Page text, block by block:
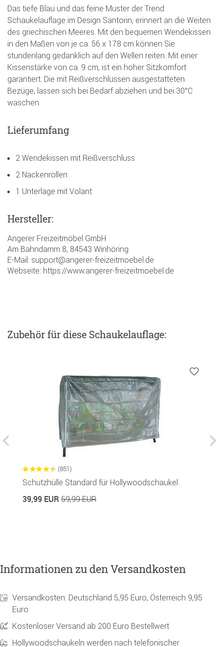
Das tiefe Blau und das feine Muster der Trend
Schaukelauflage im Design Santorin, erinnert an die Weiten
des griechischen Meeres. Mit den bequemen Wendekissen
in den Maßen von je ca. 56 x 178 cm können Sie
stundenlang gedanklich auf den Wellen reiten. Mit einer
Kissenstärke von ca. 9 cm, ist ein hoher Sitzkomfort
garantiert. Die mit Reißverschlüssen ausgestatteten
Bezüge, lassen sich bei Bedarf abziehen und bei 30°C
waschen.
Lieferumfang
2 Wendekissen mit Reißverschluss
2 Nackenrollen
1 Unterlage mit Volant
Hersteller:
Angerer Freizeitmöbel GmbH
Am Bahndamm 8, 84543 Winhöring
E-Mail: support@angerer-freizeitmoebel.de
Webseite: https://www.angerer-freizeitmoebel.de
Zubehörfür diese Schaukelauflage:
(851)
Schutzhülle Standard für Hollywoodschaukel
39,99 EUR 59,99 EUR
Informationen zu den Versandkosten
Versandkosten: Deutschland 5,95 Euro, Österreich 9,95
Euro
Kostenloser Versand ab 200 Euro Bestellwert
Hollywoodschaukeln werden nach telefonischer